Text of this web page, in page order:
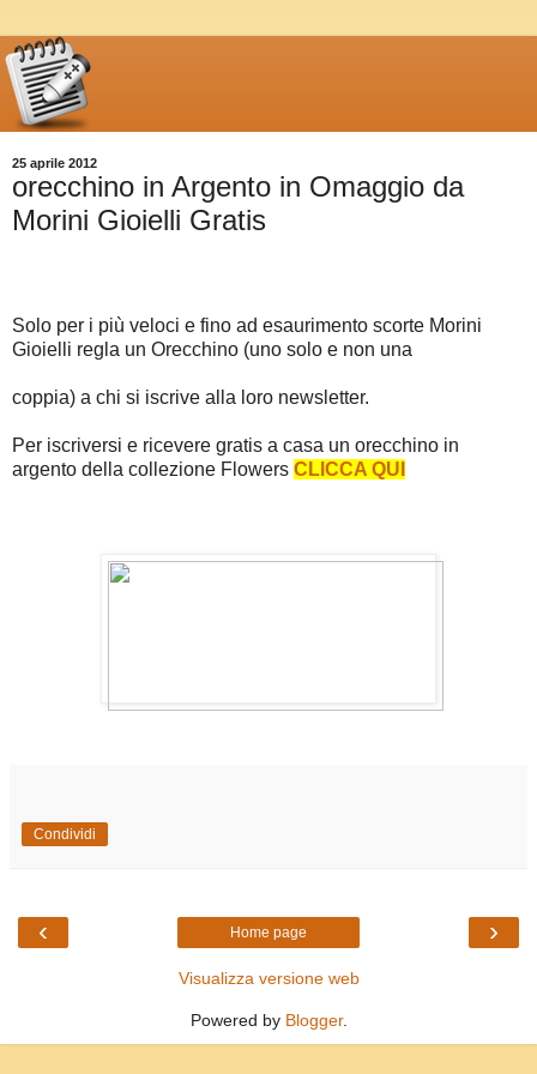
25 aprile 2012
orecchino in Argento in Omaggio da
Morini Gioielli Gratis
Solo per i più veloci e fino ad esaurimento scorte Morini
Gioielli regla un Orecchino (uno solo e non una
coppia) a chi si iscrive alla loro newsletter.
Per iscriversi e ricevere gratis a casa un orecchino in
argento della collezione Flowers CLICCA QUI
Condividi
‹ ›
Home page
Visualizza versione web
Powered by Blogger.